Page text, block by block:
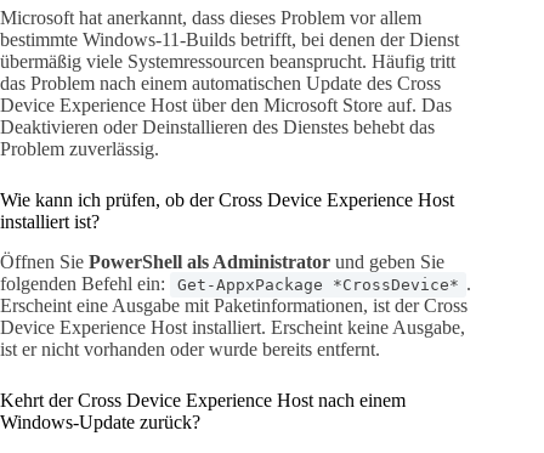
Microsoft hat anerkannt, dass dieses Problem vor allem
bestimmte Windows-11-Builds betrifft, bei denen der Dienst
übermäßig viele Systemressourcen beansprucht. Häufig tritt
das Problem nach einem automatischen Update des Cross
Device Experience Host über den Microsoft Store auf. Das
Deaktivieren oder Deinstallieren des Dienstes behebt das
Problem zuverlässig.
Wie kann ich prüfen, ob der Cross Device Experience Host
installiert ist?
Öffnen Sie PowerShell als Administrator und geben Sie
folgenden Befehl ein:
Get-AppxPackage *CrossDevice* .
Erscheint eine Ausgabe mit Paketinformationen, ist der Cross
Device Experience Host installiert. Erscheint keine Ausgabe,
ist er nicht vorhanden oder wurde bereits entfernt.
Kehrt der Cross Device Experience Host nach einem
Windows-Update zurück?